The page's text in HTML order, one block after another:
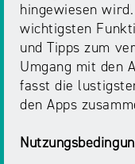
Desinformation
Medienvielfalt
am
Standort
Medienscouts
Convention
Preis
Kontakt
&
Anfahrt
hingewiesen
wichtigsten
und Tipps zum
Umgang mit den
fasst die
den Apps